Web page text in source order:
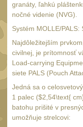
Kolimátory16
Delta Optical2
Sightmark19
Vector Optics
ČIŠTĚNÍ A
Čištění39
granáty, ľahkú
nočné videnie (NVG).
Systém MOLLE/
Najdôležitejším
civilnej, je prítomnosť
Load-carrying
siete PALS (Pouch
Jedná sa o
1 palec ($2,54\text{
batohu prišité v
umožňuje strelcovi: